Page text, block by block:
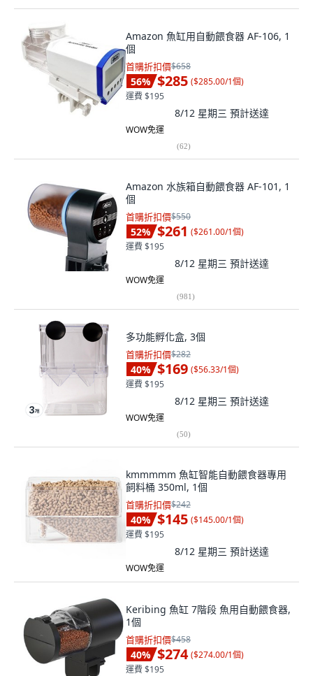
Amazon 魚缸用自動餵食器 AF-106, 1
個
首購折扣價$658
56% $285 ($285.00/1個)
運費 $195
8/12 星期三 預計送達
WOW免運
(62)
Amazon 水族箱自動餵食器 AF-101, 1
個
首購折扣價$550
52% $261 ($261.00/1個)
運費 $195
8/12 星期三 預計送達
WOW免運
(981)
多功能孵化盒, 3個
首購折扣價$282
40% $169 ($56.33/1個)
運費 $195
8/12 星期三 預計送達
WOW免運
(50)
kmmmmm 魚缸智能自動餵食器專用
飼料桶 350ml, 1個
首購折扣價$242
40% $145 ($145.00/1個)
運費 $195
8/12 星期三 預計送達
WOW免運
Keribing 魚缸 7階段 魚用自動餵食器,
1個
首購折扣價$458
40% $274 ($274.00/1個)
運費 $195